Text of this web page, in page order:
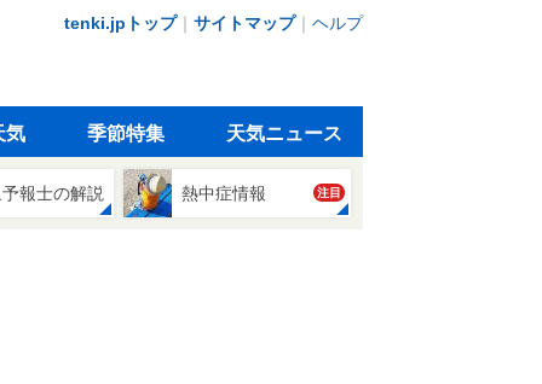
tenki.jpトップ｜ サイトマップ｜ ヘルプ
気 季節特集 天気ニュース
報士の解説 熱中症情報 注目